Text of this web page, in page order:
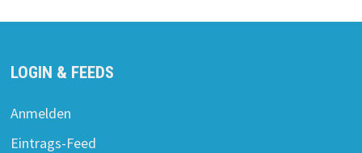
LOGIN & FEEDS
Anmelden
Eintrags-Feed